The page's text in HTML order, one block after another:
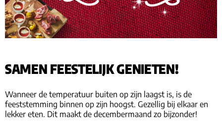
SAMEN FEESTELIJK GENIETEN!
Wanneer de temperatuur buiten op zijn laagst is, is de
feeststemming binnen op zijn hoogst. Gezellig bij elkaar en
lekker eten. Dit maakt de decembermaand zo bijzonder!